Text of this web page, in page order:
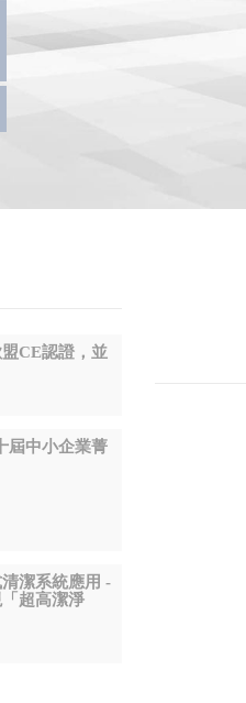
CE認證，並
屆中小企業菁
潔系統應用 -
超高潔淨